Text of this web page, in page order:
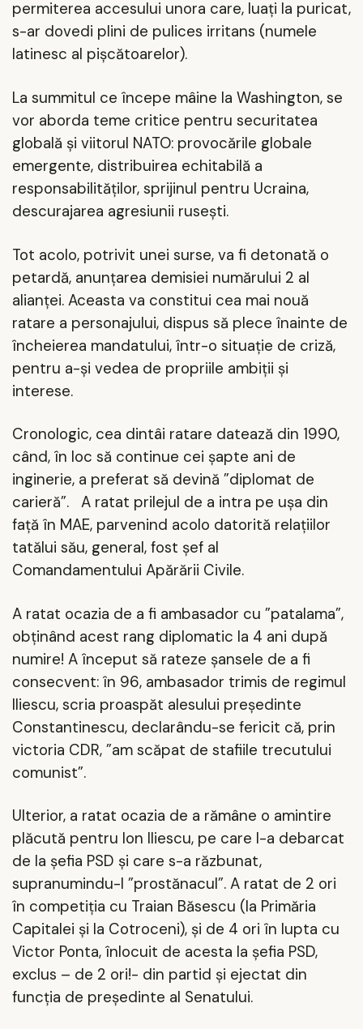
permiterea accesului unora care, luați la puricat,
s-ar dovedi plini de pulices irritans (numele
latinesc al pișcătoarelor).
La summitul ce începe mâine la Washington, se
vor aborda teme critice pentru securitatea
globală și viitorul NATO: provocările globale
emergente, distribuirea echitabilă a
responsabilităților, sprijinul pentru Ucraina,
descurajarea agresiunii rusești.
Tot acolo, potrivit unei surse, va fi detonată o
petardă, anunțarea demisiei numărului 2 al
alianței. Aceasta va constitui cea mai nouă
ratare a personajului, dispus să plece înainte de
încheierea mandatului, într-o situație de criză,
pentru a-și vedea de propriile ambiții și
interese.
Cronologic, cea dintâi ratare datează din 1990,
când, în loc să continue cei șapte ani de
inginerie, a preferat să devină ”diplomat de
carieră”. A ratat prilejul de a intra pe ușa din
față în MAE, parvenind acolo datorită relațiilor
tatălui său, general, fost șef al
Comandamentului Apărării Civile.
A ratat ocazia de a fi ambasador cu ”patalama”,
obținând acest rang diplomatic la 4 ani după
numire! A început să rateze șansele de a fi
consecvent: în 96, ambasador trimis de regimul
Iliescu, scria proaspăt alesului președinte
Constantinescu, declarându-se fericit că, prin
victoria CDR, ”am scăpat de stafiile trecutului
comunist”.
Ulterior, a ratat ocazia de a rămâne o amintire
plăcută pentru Ion Iliescu, pe care l-a debarcat
de la șefia PSD și care s-a răzbunat,
supranumindu-l ”prostănacul”. A ratat de 2 ori
în competiția cu Traian Băsescu (la Primăria
Capitalei și la Cotroceni), și de 4 ori în lupta cu
Victor Ponta, înlocuit de acesta la șefia PSD,
exclus – de 2 ori!- din partid și ejectat din
funcția de președinte al Senatului.